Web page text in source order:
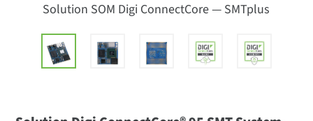
Solution SOM Digi ConnectCore — SMTplus